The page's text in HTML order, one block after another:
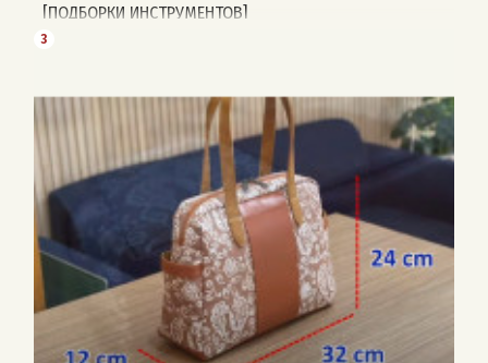
[ПОДБОРКИ ИНСТРУМЕНТОВ]
(https://t.me/vykroiki_free/6270) Навигация: #сумки
3